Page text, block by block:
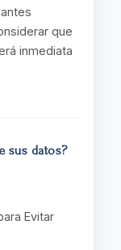
que
inmediata
sus datos?
Evitar